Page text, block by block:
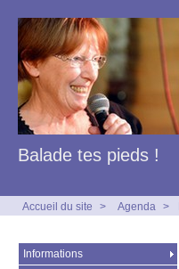
Balade tes pieds !
Accueil du site > Agenda >
Informations